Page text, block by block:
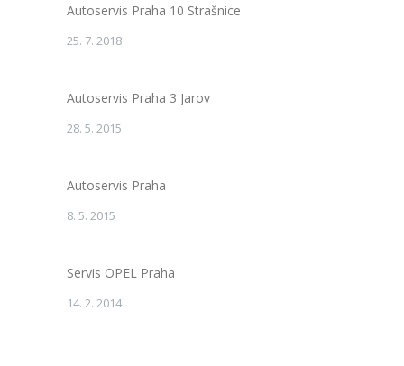
Autoservis Praha 10 Strašnice
25. 7. 2018
Autoservis Praha 3 Jarov
28. 5. 2015
Autoservis Praha
8. 5. 2015
Servis OPEL Praha
14. 2. 2014